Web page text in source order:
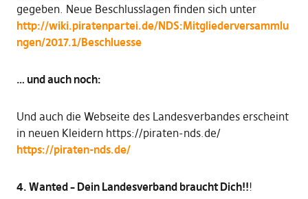
gegeben. Neue Beschlusslagen finden sich unter
http://wiki.piratenpartei.de/NDS:Mitgliederversammlu
ngen/2017.1/Beschluesse
… und auch noch:
Und auch die Webseite des Landesverbandes erscheint
in neuen Kleidern https://piraten-nds.de/
https://piraten-nds.de/
4. Wanted – Dein Landesverband braucht Dich!!!